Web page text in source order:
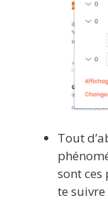
Tout
sont
te suivre